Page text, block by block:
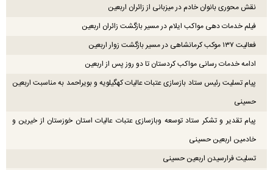
نقش محوری بانوان خادم در میزبانی از زائران اربعین
فیلم خدمات دهی مواکب ایلام در مسیر بازگشت زائران اربعین
فعالیت ۱۳۷ موکب کرمانشاهی در مسیر بازگشت زوار اربعین
ادامه خدمات رسانی مواکب کردستان تا دو روز پس از اربعین
پیام تسلیت رئیس ستاد بازسازی عتبات عالیات کهگیلویه و بویراحمد به مناسبت اربعین
حسینی
پیام تقدیر و تشکر ستاد توسعه وبازسازی عتبات عالیات استان خوزستان از خیرین و
خادمین اربعین حسینی
تسلیت فرارسیدن اربعین حسینی